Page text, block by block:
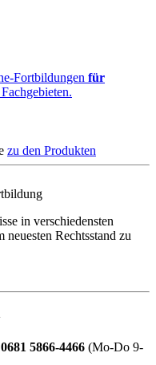
Fortbildungen für
zu den Produkten
in verschiedensten
neuesten Rechtsstand zu
0681 5866-4466 (Mo-Do 9-